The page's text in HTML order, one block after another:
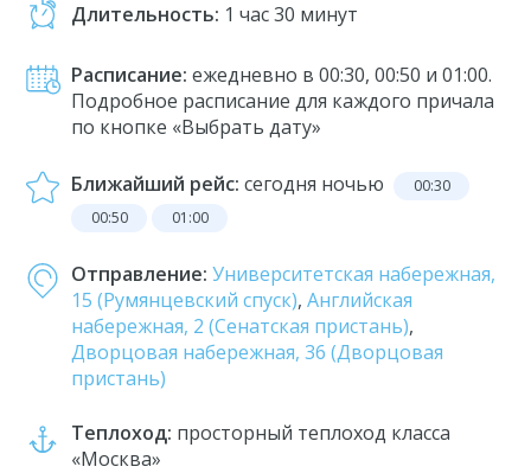
Длительность: 1 час 30 минут
Расписание: ежедневно в 00:30, 00:50 и 01:00.
Подробное расписание для каждого причала
по кнопке «Выбрать дату»
Ближайший рейс: сегодня ночью
00:30
00:50
01:00
Отправление: Университетская набережная,
15 (Румянцевский спуск), Английская
набережная, 2 (Сенатская пристань),
Дворцовая набережная, 36 (Дворцовая
пристань)
Теплоход: просторный теплоход класса
«Москва»